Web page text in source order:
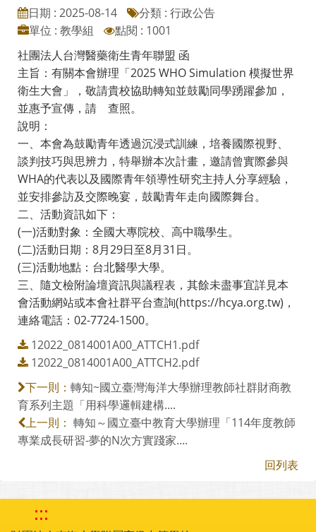
日期 : 2025-08-14
分類 : 行政公告
單位 : 教學組
點閱 : 1001
社團法人台灣醫藥衛生青年聯盟 函
主旨：有關本會辦理「2025 WHO Simulation 模擬世界
衛生大會」，敬請貴校協助轉知並鼓勵同學踴躍參加，
並惠予宣傳，請 查照。
說明：
一、本會為鼓勵青年透過沉浸式訓練，培養國際視野、
談判技巧與思辨力，特舉辦本次計畫，邀請曾實際參與
WHA的代表以及國際青年領導性研究主持人分享經驗，
並安排參訪及交際晚宴，鼓勵青年走向國際舞台。
二、活動資訊如下：
(一)活動對象：全國大專院校、高中職學生。
(二)活動日期：8月29日至8月31日。
(三)活動地點：台北醫學大學。
三、隨文檢附論壇資訊與議程表，其餘未盡事宜詳見本
會活動網站或本會社群平台查詢(https://hcya.org.tw)，
連絡電話：02-7724-1500。
12022_0814001A00_ATTCH1.pdf
12022_0814001A00_ATTCH2.pdf
下一則： 轉知~國立臺灣海洋大學辦理教師社群財商教
育系列主題「用科學邏輯建構....
上一則：
轉知～國立臺中教育大學辦理「114年度教師
專業成長研習-夢的N次方實踐家....
回列表
:::